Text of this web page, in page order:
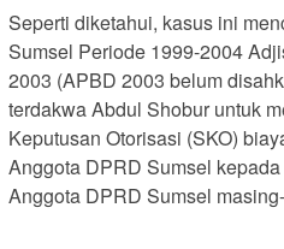
Seperti diketahui, kasus ini
Sumsel Periode 1999-2004
2003 (APBD 2003 belum
terdakwa Abdul Shobur untuk
Keputusan Otorisasi (SKO)
Anggota DPRD Sumsel
Anggota DPRD Sumsel